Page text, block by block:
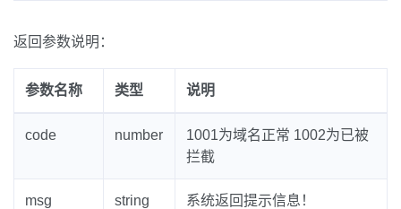
返回参数说明：
参数名称 类型 说明
code number
1001为域名正常 1002为已被
拦截
msg string 系统返回提示信息！